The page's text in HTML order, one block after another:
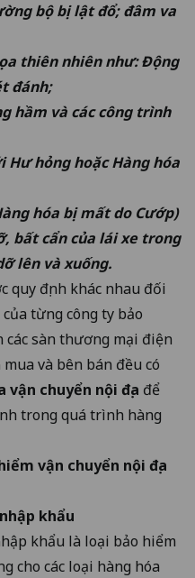
bộ bị lật đổ; đâm va
thiên nhiên như: Động
đánh;
hầm và các công trình
hỏng hoặc Hàng hóa
hóa bị mất do Cướp)
bất cẩn của lái xe trong
lên và xuống.
quy định khác nhau đối
từng công ty bảo
các sàn thương mại điện
và bên bán đều có
vận chuyển nội địa để
trong quá trình hàng
vận chuyển nội địa
khẩu
khẩu là loại bảo hiểm
cho các loại hàng hóa